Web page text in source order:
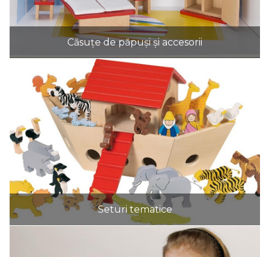
Căsuțe de păpuși și accesorii
Seturi tematice